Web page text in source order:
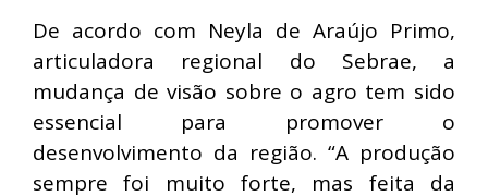
De acordo com Neyla de Araújo Primo,
articuladora regional do Sebrae, a
mudança de visão sobre o agro tem sido
essencial para promover o
desenvolvimento da região. “A produção
sempre foi muito forte, mas feita da